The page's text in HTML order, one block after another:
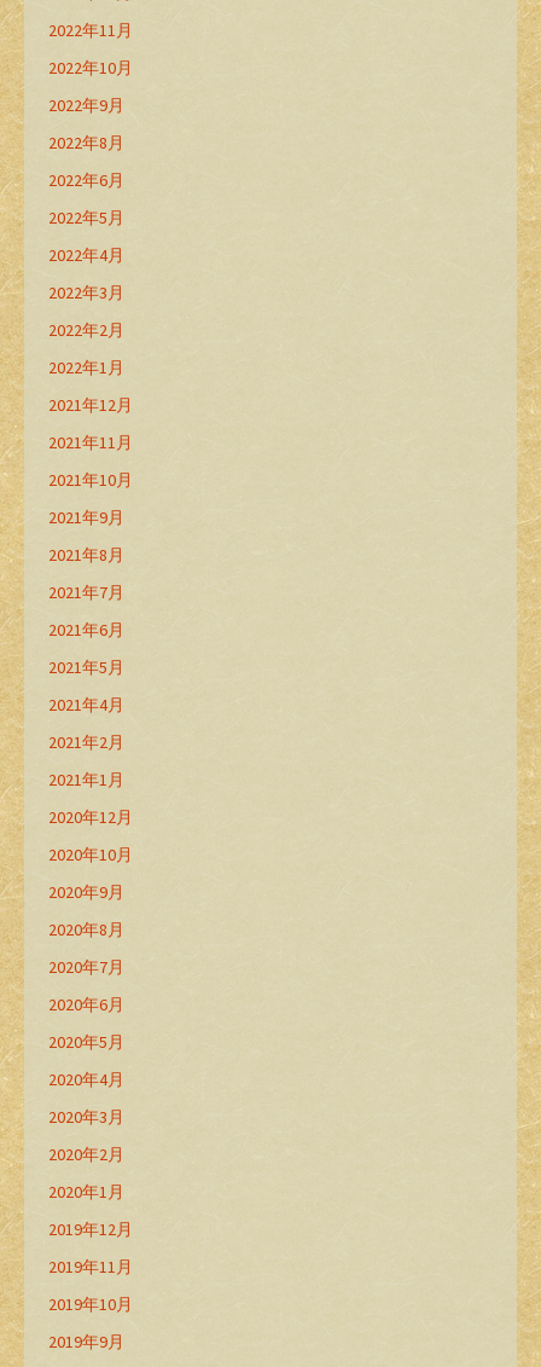
2022年11月
2022年10月
2022年9月
2022年8月
2022年6月
2022年5月
2022年4月
2022年3月
2022年2月
2022年1月
2021年12月
2021年11月
2021年10月
2021年9月
2021年8月
2021年7月
2021年6月
2021年5月
2021年4月
2021年2月
2021年1月
2020年12月
2020年10月
2020年9月
2020年8月
2020年7月
2020年6月
2020年5月
2020年4月
2020年3月
2020年2月
2020年1月
2019年12月
2019年11月
2019年10月
2019年9月